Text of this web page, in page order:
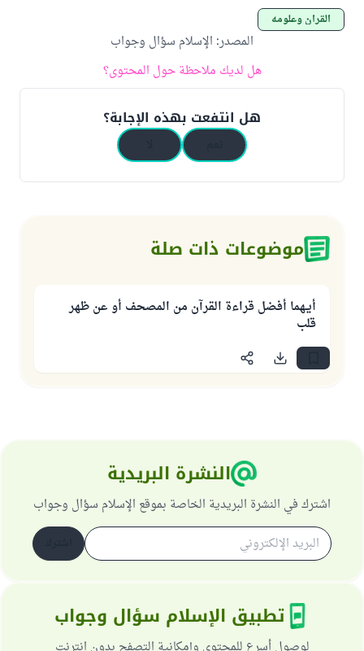
القرآن وعلومه
المصدر: الإسلام سؤال وجواب
هل لديك ملاحظة حول المحتوى؟
هل انتفعت بهذه الإجابة؟
موضوعات ذات صلة
أيـهما أفضل قراءة القرآن من المصحف أو عن ظهر
قلب
النشرة البريدية
اشترك في النشرة البريدية الخاصة بموقع الإسلام سؤال وجواب
تطبيق الإسلام سؤال وجواب